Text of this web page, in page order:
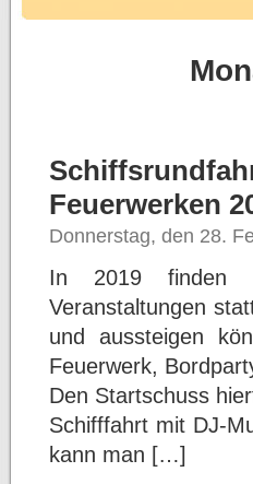
Feuerwerken
Donnerstag, den 28.
In 2019 finden
Veranstaltungen
und aussteigen
Feuerwerk,
Den Startschuss
Schifffahrt mit DJ-
kann man […]